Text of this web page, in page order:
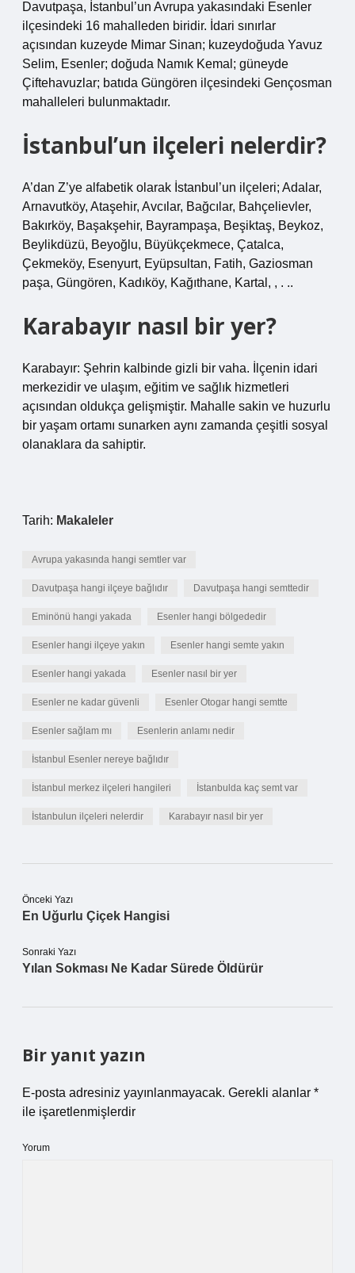
Davutpaşa, İstanbul’un Avrupa yakasındaki Esenler
ilçesindeki 16 mahalleden biridir. İdari sınırlar
açısından kuzeyde Mimar Sinan; kuzeydoğuda Yavuz
Selim, Esenler; doğuda Namık Kemal; güneyde
Çiftehavuzlar; batıda Güngören ilçesindeki Gençosman
mahalleleri bulunmaktadır.
İstanbul’un ilçeleri nelerdir?
A’dan Z’ye alfabetik olarak İstanbul’un ilçeleri; Adalar,
Arnavutköy, Ataşehir, Avcılar, Bağcılar, Bahçelievler,
Bakırköy, Başakşehir, Bayrampaşa, Beşiktaş, Beykoz,
Beylikdüzü, Beyoğlu, Büyükçekmece, Çatalca,
Çekmeköy, Esenyurt, Eyüpsultan, Fatih, Gaziosman
paşa, Güngören, Kadıköy, Kağıthane, Kartal, , . ..
Karabayır nasıl bir yer?
Karabayır: Şehrin kalbinde gizli bir vaha. İlçenin idari
merkezidir ve ulaşım, eğitim ve sağlık hizmetleri
açısından oldukça gelişmiştir. Mahalle sakin ve huzurlu
bir yaşam ortamı sunarken aynı zamanda çeşitli sosyal
olanaklara da sahiptir.
Tarih: Makaleler
Avrupa yakasında hangi semtler var
Davutpaşa hangi ilçeye bağlıdır Davutpaşa hangi semttedir
Eminönü hangi yakada Esenler hangi bölgededir
Esenler hangi ilçeye yakın Esenler hangi semte yakın
Esenler hangi yakada Esenler nasıl bir yer
Esenler ne kadar güvenli Esenler Otogar hangi semtte
Esenler sağlam mı Esenlerin anlamı nedir
İstanbul Esenler nereye bağlıdır
İstanbul merkez ilçeleri hangileri İstanbulda kaç semt var
İstanbulun ilçeleri nelerdir Karabayır nasıl bir yer
Önceki Yazı
En Uğurlu Çiçek Hangisi
Sonraki Yazı
Yılan Sokması Ne Kadar Sürede Öldürür
Bir yanıt yazın
E-posta adresiniz yayınlanmayacak. Gerekli alanlar *
ile işaretlenmişlerdir
Yorum